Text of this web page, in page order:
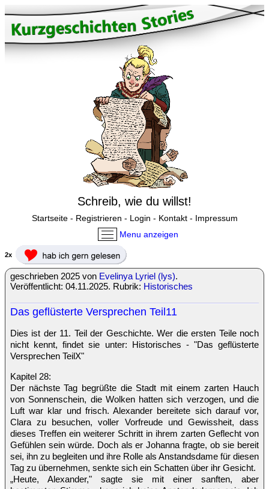
Schreib, wie du willst!
Startseite- Registrieren - Login - Kontakt- Impressum
Menu anzeigen
2x
geschrieben 2025 von Evelinya Lyriel (lys).
Veröffentlicht: 04.11.2025. Rubrik: Historisches
Das geflüsterte Versprechen Teil11
Dies ist der 11. Teil der Geschichte. Wer die ersten Teile noch
nicht kennt, findet sie unter: Historisches - "Das geflüsterte
Versprechen TeilX"
Kapitel 28:
Der nächste Tag begrüßte die Stadt mit einem zarten Hauch
von Sonnenschein, die Wolken hatten sich verzogen, und die
Luft war klar und frisch. Alexander bereitete sich darauf vor,
Clara zu besuchen, voller Vorfreude und Gewissheit, dass
dieses Treffen ein weiterer Schritt in ihrem zarten Geflecht von
Gefühlen sein würde. Doch als er Johanna fragte, ob sie bereit
sei, ihn zu begleiten und ihre Rolle als Anstandsdame für diesen
Tag zu übernehmen, senkte sich ein Schatten über ihr Gesicht.
„Heute, Alexander," sagte sie mit einer sanften, aber